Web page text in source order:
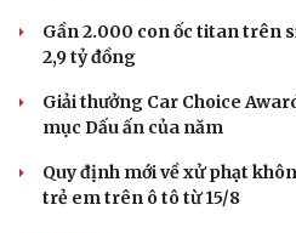
Gần 2.000 con ốc titan trên
2,9 tỷ đồng
Giải thưởng Car Choice
mục Dấu ấn của năm
Quy định mới về xử phạt
trẻ em trên ô tô từ 15/8